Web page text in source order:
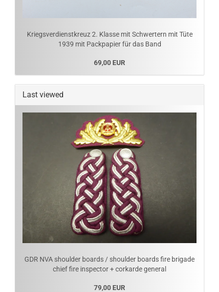
Kriegsverdienstkreuz 2. Klasse mit Schwertern mit Tüte
1939 mit Packpapier für das Band
69,00 EUR
Last viewed
GDR NVA shoulder boards / shoulder boards fire brigade
chief fire inspector + corkarde general
79,00 EUR